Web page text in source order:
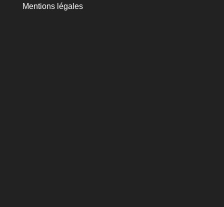
Mentions légales